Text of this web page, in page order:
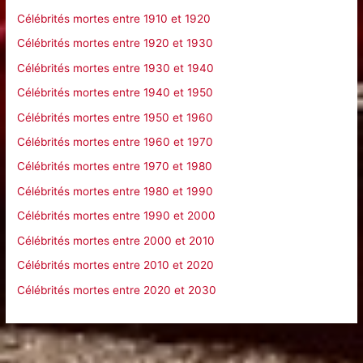
r
:
Célébrités mortes entre 1910 et 1920
Célébrités mortes entre 1920 et 1930
Célébrités mortes entre 1930 et 1940
Célébrités mortes entre 1940 et 1950
Célébrités mortes entre 1950 et 1960
Célébrités mortes entre 1960 et 1970
Célébrités mortes entre 1970 et 1980
Célébrités mortes entre 1980 et 1990
Célébrités mortes entre 1990 et 2000
Célébrités mortes entre 2000 et 2010
Célébrités mortes entre 2010 et 2020
Célébrités mortes entre 2020 et 2030